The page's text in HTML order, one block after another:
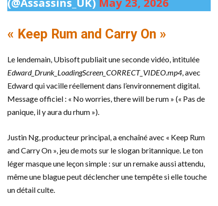
« Keep Rum and Carry On »
Le lendemain, Ubisoft publiait une seconde vidéo, intitulée
Edward_Drunk_LoadingScreen_CORRECT_VIDEO.mp4, avec
Edward qui vacille réellement dans l’environnement digital.
Message officiel : « No worries, there will be rum » (« Pas de
panique, il y aura du rhum »).
Justin Ng, producteur principal, a enchaîné avec « Keep Rum
and Carry On », jeu de mots sur le slogan britannique. Le ton
léger masque une leçon simple : sur un remake aussi attendu,
même une blague peut déclencher une tempête si elle touche
un détail culte.